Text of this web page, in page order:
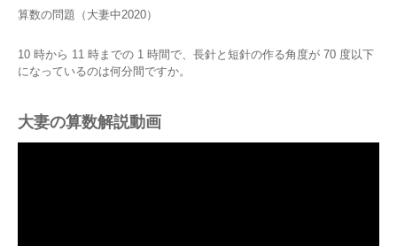
算数の問題（大妻中2020）
10 時から 11 時までの 1 時間で、長針と短針の作る角度が 70 度以下
になっているのは何分間ですか。
大妻の算数解説動画